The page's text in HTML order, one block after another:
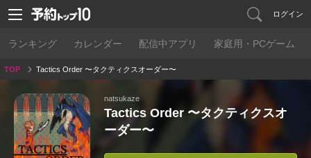
ログイン
ランキング カレンダー 配信中アプリ 家庭用・PCゲーム
TOP Tactics Order 〜タクティクスオーダー〜
natsukaze
Tactics Order 〜タクティクスオ
ーダー〜